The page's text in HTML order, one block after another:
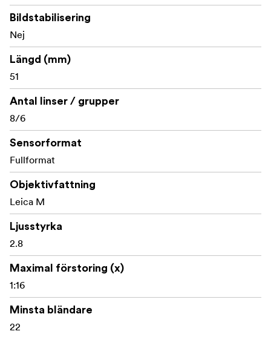
Bildstabilisering
Nej
Längd (mm)
51
Antal linser / grupper
8/6
Sensorformat
Fullformat
Objektivfattning
Leica M
Ljusstyrka
2.8
Maximal förstoring (x)
1:16
Minsta bländare
22